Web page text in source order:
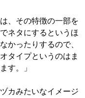
、その特徴の一部を
ネタにするというほ
かったりするので、
タイプというのはま
す。」
カみたいなイメージ